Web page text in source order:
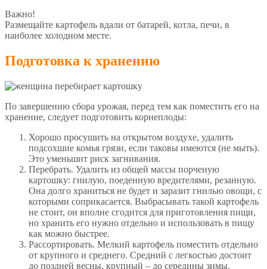
Важно!
Размещайте картофель вдали от батарей, котла, печи, в
наиболее холодном месте.
Подготовка к хранению
По завершению сбора урожая, перед тем как поместить его на
хранение, следует подготовить корнеплоды:
Хорошо просушить на открытом воздухе, удалить
подсохшие комья грязи, если таковы имеются (не мыть).
Это уменьшит риск загнивания.
Перебрать. Удалить из общей массы порченую
картошку: гнилую, поеденную вредителями, резанную.
Она долго храниться не будет и заразит гнилью овощи, с
которыми соприкасается. Выбрасывать такой картофель
не стоит, он вполне сгодится для приготовления пищи,
но хранить его нужно отдельно и использовать в пищу
как можно быстрее.
Рассортировать. Мелкий картофель поместить отдельно
от крупного и среднего. Средний с легкостью достоит
до поздней весны, крупный – до середины зимы.